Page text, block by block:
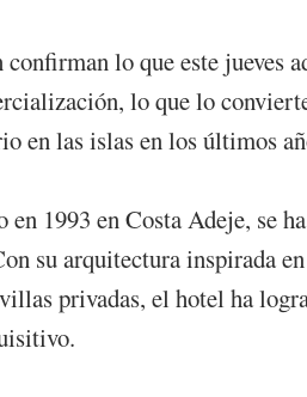
confirman lo que este jueves
lo que lo
en las islas en los últimos
1993 en Costa Adeje, se
su arquitectura inspirada
privadas, el hotel ha